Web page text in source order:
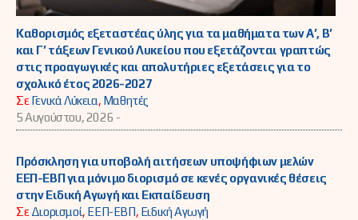
Καθορισμός εξεταστέας ύλης για τα μαθήματα των Α’, Β’
και Γ’ τάξεων Γενικού Λυκείου που εξετάζονται γραπτώς
στις προαγωγικές και απολυτήριες εξετάσεις για το
σχολικό έτος 2026-2027
ΣεΓενικά Λύκεια, Μαθητές
5 Αυγούστου, 2026 -
Πρόσκληση για υποβολή αιτήσεων υποψήφιων μελών
ΕΕΠ-ΕΒΠ για μόνιμο διορισμό σε κενές οργανικές θέσεις
στην Ειδική Αγωγή και Εκπαίδευση
ΣεΔιορισμοί, ΕΕΠ-ΕΒΠ, Ειδική Αγωγή